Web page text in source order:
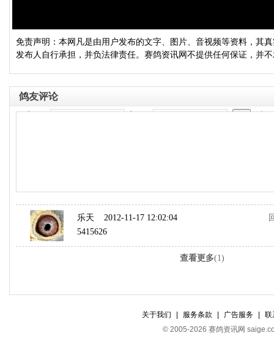
免责声明：本网凡是由用户发布的文字、图片、音视频等资料，其
发布人自行承担，并负法律责任。赛鸽资讯网不提供任何保证，并
鸽友评论
乐天 2012-11-17 12:02:04
5415626
查看更多(1)
关于我们 服务条款 广告服务
联
© 2005-2026 赛鸽资讯网